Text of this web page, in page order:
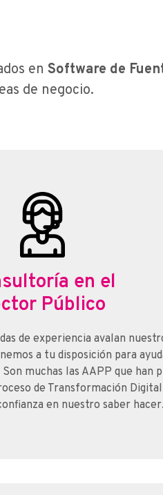
en Software de
de negocio.
en el
Público
de experiencia avalan
a tu disposición para
muchas las AAPP que han
de Transformación Digital
en nuestro saber hacer.